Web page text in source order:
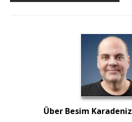
Über Besim Karadeniz